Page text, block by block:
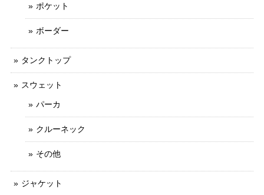
ポケット
ボーダー
タンクトップ
スウェット
パーカ
クルーネック
その他
ジャケット